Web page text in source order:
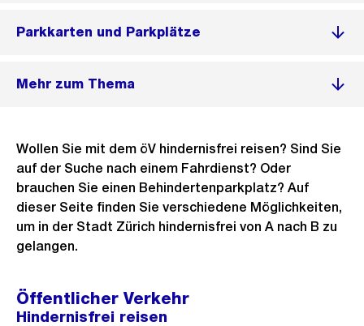
Parkkarten und Parkplätze
Mehr zum Thema
Wollen Sie mit dem öV hindernisfrei reisen? Sind Sie
auf der Suche nach einem Fahrdienst? Oder
brauchen Sie einen Behindertenparkplatz? Auf
dieser Seite finden Sie verschiedene Möglichkeiten,
um in der Stadt Zürich hindernisfrei von A nach B zu
gelangen.
Öffentlicher Verkehr
Hindernisfrei reisen